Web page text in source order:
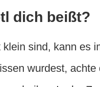
dich beißt?
sind, kann es
wurdest,